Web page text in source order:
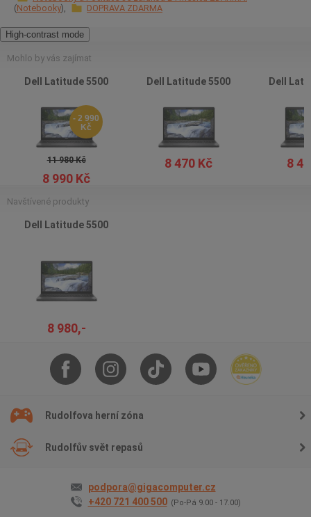
Notebooky
DOPRAVA ZDARMA
High-contrast mode
Mohlo by vás zajímat
Dell Latitude 5500
- 2 990
Kč
11 980 Kč
8 990 Kč
Dell Latitude 5500
8 470 Kč
Dell
8
Navštívené produkty
Dell Latitude 5500
8 980,-
Rudolfova herní zóna
Rudolfův svět repasů
podpora@gigacomputer.cz
+420 721 400 500 (Po-Pá 9.00 - 17.00)